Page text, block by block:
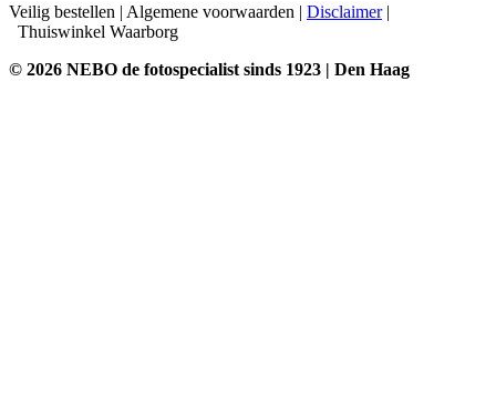
Veilig bestellen | Algemene voorwaarden | Disclaimer|
Thuiswinkel Waarborg
© 2026 NEBO de fotospecialist sinds 1923 | Den Haag